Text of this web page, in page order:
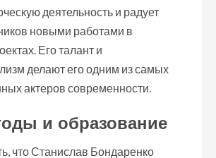
деятельность и радует
новыми работами в
Его талант и
делают его одним из самых
актеров современности.
и образование
что Станислав Бондаренко